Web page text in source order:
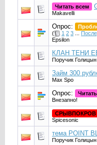
Читать всем
Makavelli
Опрос:
( 1 2 3...
Epsilon
КЛАН ТЕНИ
Поручик Голицын
Займ 300
Max Spo
Опрос:
Внезапнo!
СРЫВПОКРОВ
Spicesonic
тема POINT
Поручик Голицын